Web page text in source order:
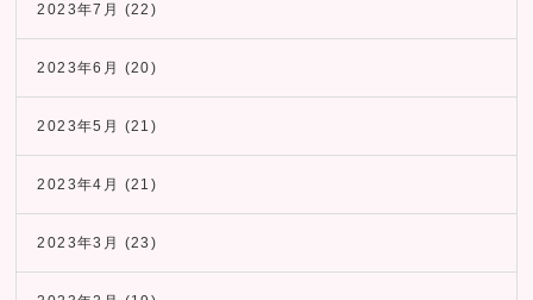
2023年7月 (22)
2023年6月 (20)
2023年5月 (21)
2023年4月 (21)
2023年3月 (23)